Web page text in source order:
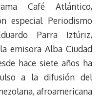
Café Atlántico,
especial Periodismo
Parra Iztúriz,
emisora Alba Ciudad
hace siete años ha
a la difusión del
afroamericana